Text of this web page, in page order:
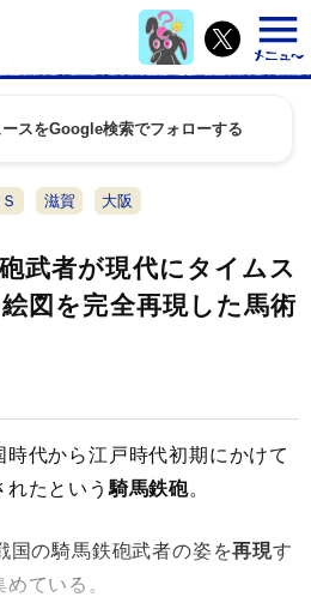
ースをGoogle検索でフォローする
滋賀 大阪
武者が現代にタイムス
図を完全再現した馬術
代から江戸時代初期にかけて
たという 騎馬鉄砲。
国の騎馬鉄砲武者の姿を再現す
ている。